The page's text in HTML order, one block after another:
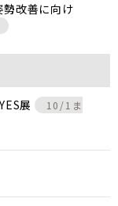
勢改善に向け
展
10/1ま